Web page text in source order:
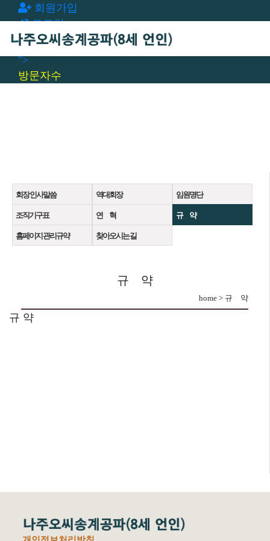
회원가입
로그인
오늘0어제0최대0전체0
">
방문자수
회장 인사말씀 역대회장 임원명단
조직기구표 연 혁 규 약
홈페이지 관리규약 찾아오시는 길
규 약
home > 규 약
규 약